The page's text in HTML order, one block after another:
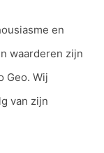
en
waarderen zijn
Geo. Wij
van zijn